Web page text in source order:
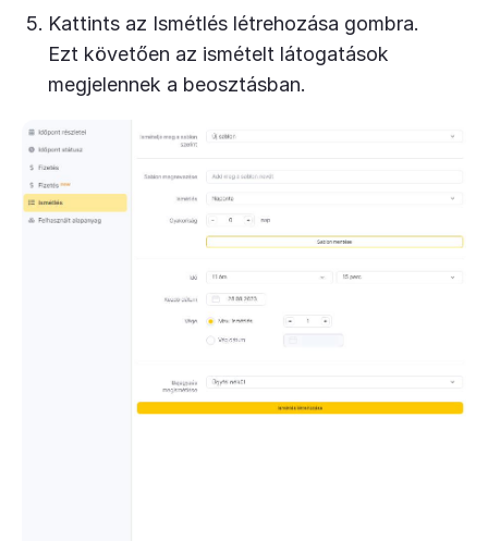
Kattints az Ismétlés létrehozása gombra.
Ezt követően az ismételt látogatások
megjelennek a beosztásban.